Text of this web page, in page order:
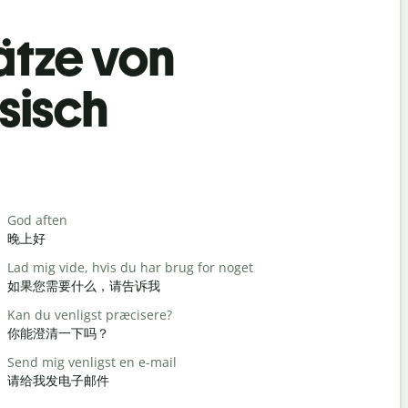
von
God aften
晚上好
Lad mig vide, hvis du har brug for noget
如果您需要什么，请告诉我
Kan du venligst præcisere?
你能澄清一下吗？
Send mig venligst en e-mail
请给我发电子邮件